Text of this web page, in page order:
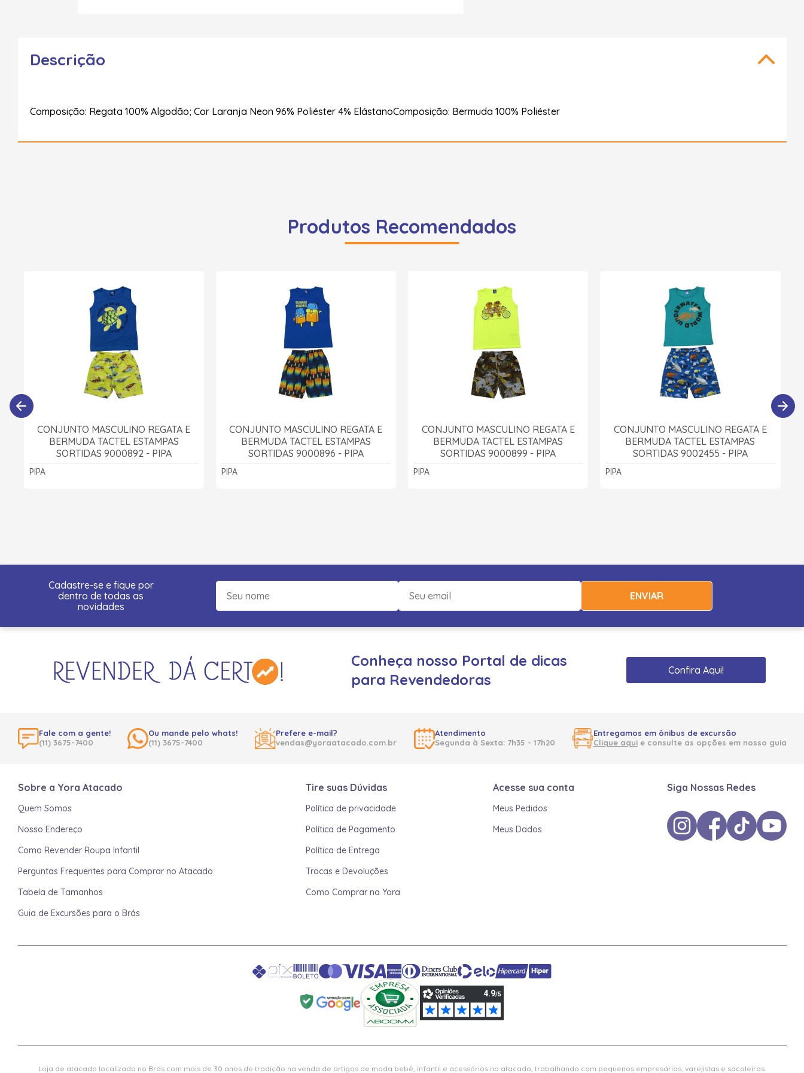
Descrição
Composição: Regata 100% Algodão; Cor Laranja Neon 96% Poliéster 4% ElástanoComposição: Bermuda 100% Poliéster
Produtos Recomendados
CONJUNTO MASCULINO REGATA E
BERMUDA TACTEL ESTAMPAS
SORTIDAS 9000892 - PIPA
PIPA
CONJUNTO MASCULINO REGATA E
BERMUDA TACTEL ESTAMPAS
SORTIDAS 9000896 - PIPA
PIPA
CONJUNTO MASCULINO REGATA E
BERMUDA TACTEL ESTAMPAS
SORTIDAS 9000899 - PIPA
PIPA
CONJUNTO MASCULINO REGATA E
BERMUDA TACTEL ESTAMPAS
SORTIDAS 9002455 - PIPA
PIPA
Cadastre-se e fique por
dentro de todas as
novidades
ENVIAR
Conheça nosso Portal de dicas
para Revendedoras
Confira Aqui!
Fale com a gente!
(11) 3675-7400
Ou mande pelo whats!
(11) 3675-7400
Prefere e-mail?
vendas@yoraatacado.com.br
Atendimento
Segunda à Sexta: 7h35 - 17h20
Entregamos em ônibus de excursão
Clique aquie consulte as opções em nosso guia
Sobre a Yora Atacado
Quem Somos
Nosso Endereço
Como Revender Roupa Infantil
Perguntas Frequentes para Comprar no Atacado
Tabela de Tamanhos
Guia de Excursões para o Brás
Tire suas Dúvidas
Política de privacidade
Política de Pagamento
Política de Entrega
Trocas e Devoluções
Como Comprar na Yora
Acesse sua conta
Meus Pedidos
Meus Dados
Siga Nossas Redes
Loja de atacado localizada no Brás com mais de 30 anos de tradição na venda de artigos de moda bebê, infantil e acessórios no atacado, trabalhando com pequenos empresários, varejistas e sacoleiras.